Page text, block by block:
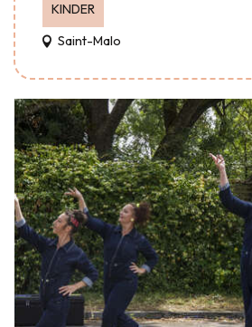
KINDER
Saint-Malo